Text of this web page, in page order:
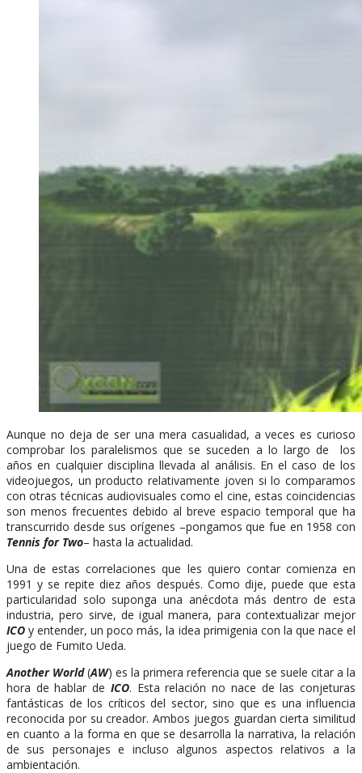
Aunque no deja de ser una mera casualidad, a veces es curioso
comprobar los paralelismos que se suceden a lo largo de los
años en cualquier disciplina llevada al análisis. En el caso de los
videojuegos, un producto relativamente joven si lo comparamos
con otras técnicas audiovisuales como el cine, estas coincidencias
son menos frecuentes debido al breve espacio temporal que ha
transcurrido desde sus orígenes –pongamos que fue en 1958 con
Tennis for Two– hasta la actualidad.
Una de estas correlaciones que les quiero contar comienza en
1991 y se repite diez años después. Como dije, puede que esta
particularidad solo suponga una anécdota más dentro de esta
industria, pero sirve, de igual manera, para contextualizar mejor
ICO y entender, un poco más, la idea primigenia con la que nace el
juego de Fumito Ueda.
Another World(AW) es la primera referencia que se suele citar a la
hora de hablar de ICO. Esta relación no nace de las conjeturas
fantásticas de los críticos del sector, sino que es una influencia
reconocida por su creador. Ambos juegos guardan cierta similitud
en cuanto a la forma en que se desarrolla la narrativa, la relación
de sus personajes e incluso algunos aspectos relativos a la
ambientación.